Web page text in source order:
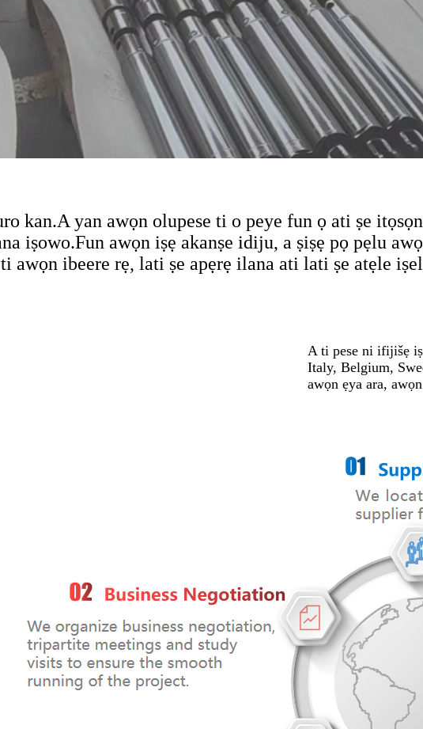
kan.A yan awọn olupese ti o peye fun ọ ati ṣe
iṣowo.Fun awọn iṣẹ akanṣe idiju, a ṣiṣẹ pọ pẹlu
awọn ibeere rẹ, lati ṣe apẹrẹ ilana ati lati ṣe atẹle
A ti pese ni ifijišẹ
Italy, Belgium,
awọn ẹya ara,